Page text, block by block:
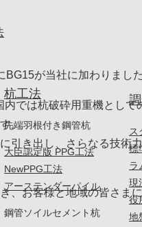
杭工法
先端羽根付き鋼管杭
大臣認定版 PPG工法
NewPPG工法
アーステンダーパイル
鋼管ソイルセメント杭
ス
標
ラ
現
役
地
が当社に加わりました
では杭破砕用重機とし
。
引き出し、さらなる技術
、お客様と地域の皆さま